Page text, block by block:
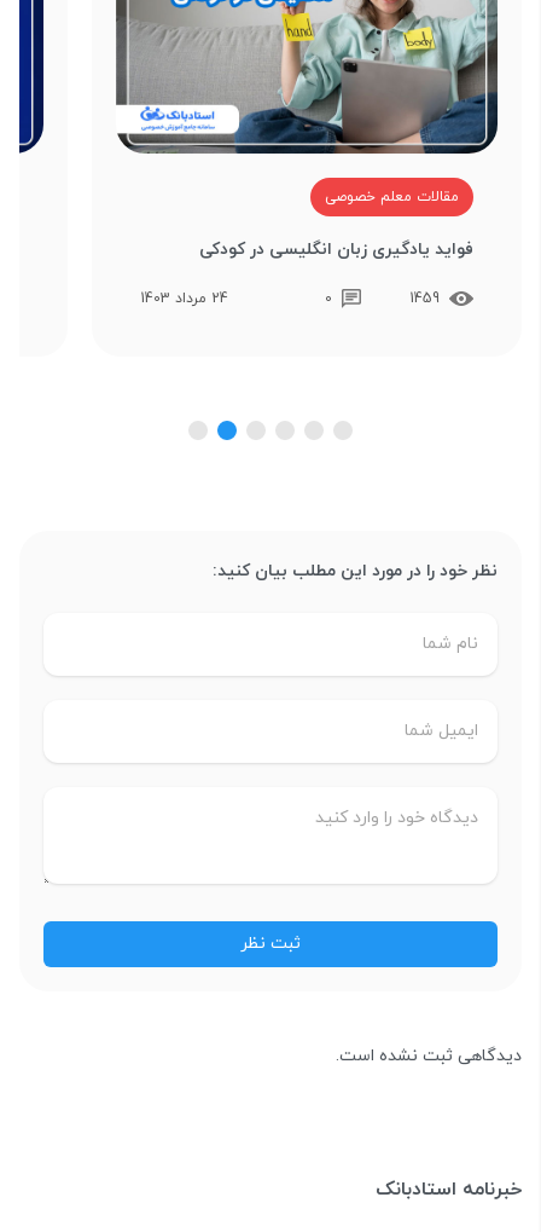
مقالات معلم خصوصی
فواید یادگیری زبان انگلیسی در کودکی
1459
0 24 مرداد 1403
نظر خود را در مورد این مطلب بیان کنید:
دیدگاهی ثبت نشده است.
خبرنامه استادبانک